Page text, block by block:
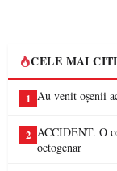
CELE MAI
1 Au venit oșenii
2 ACCIDENT. O
octogenar